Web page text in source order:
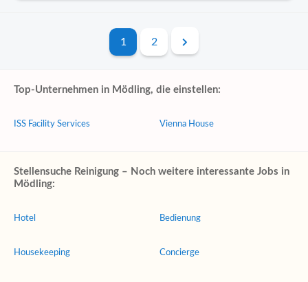
1 2
Top-Unternehmen in Mödling, die einstellen:
ISS Facility Services Vienna House
Stellensuche Reinigung – Noch weitere interessante Jobs in
Mödling:
Hotel
Housekeeping
Bedienung
Concierge